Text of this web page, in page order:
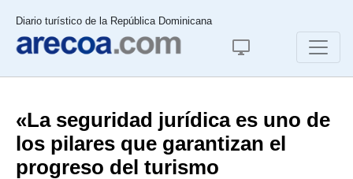
Diario turístico de la República Dominicana
«La seguridad jurídica es uno de
los pilares que garantizan el
progreso del turismo